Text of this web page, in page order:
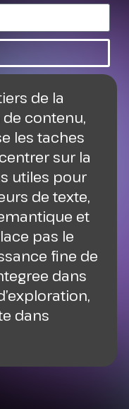
de la
contenu,
les taches
sur la
utiles pour
de texte,
et
pas le
fine de
dans
dans